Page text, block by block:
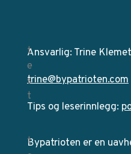
Ansvarlig: Trine
trine@bypatrioten.com
Tips og leserinnlegg:
Bypatrioten er en